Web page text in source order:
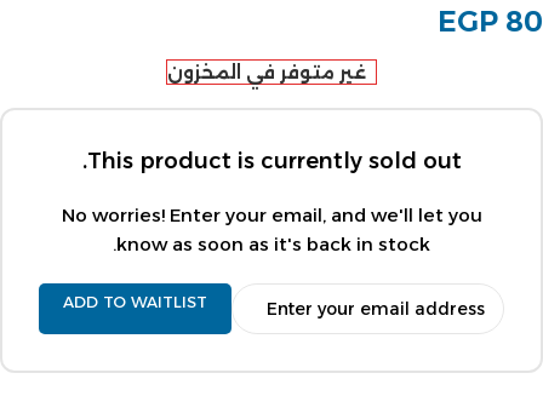
EGP 80
غير متوفر في المخزون
This product is currently sold out.
No worries! Enter your email, and we'll let you
know as soon as it's back in stock.
ADD TO WAITLIST